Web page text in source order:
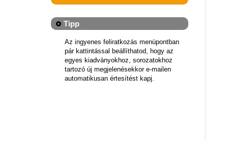
Tipp
Az ingyenes feliratkozás menüpontban
pár kattintással beállíthatod, hogy az
egyes kiadványokhoz, sorozatokhoz
tartozó új megjelenésekkor e-mailen
automatikusan értesítést kapj.